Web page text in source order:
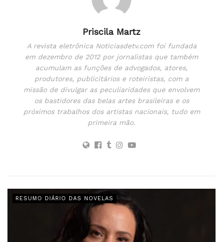
Priscila Martz
A revista eletrônica Noticiasdetv.com foi fundada
em dezembro de 2012 por jornalistas que também
acumulam as funções de advogados, atores,
produtores, publicitários e roteiristas, com a
missão de divulgar as peculiaridades que envolvem
os bastidores das belas artes brasileiras e os
próximos trabalhos dos artistas nacionais, tudo em
primeira mão.
RESUMO DIÁRIO DAS NOVELAS